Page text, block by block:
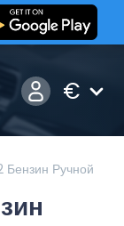
€
Бензин Ручной